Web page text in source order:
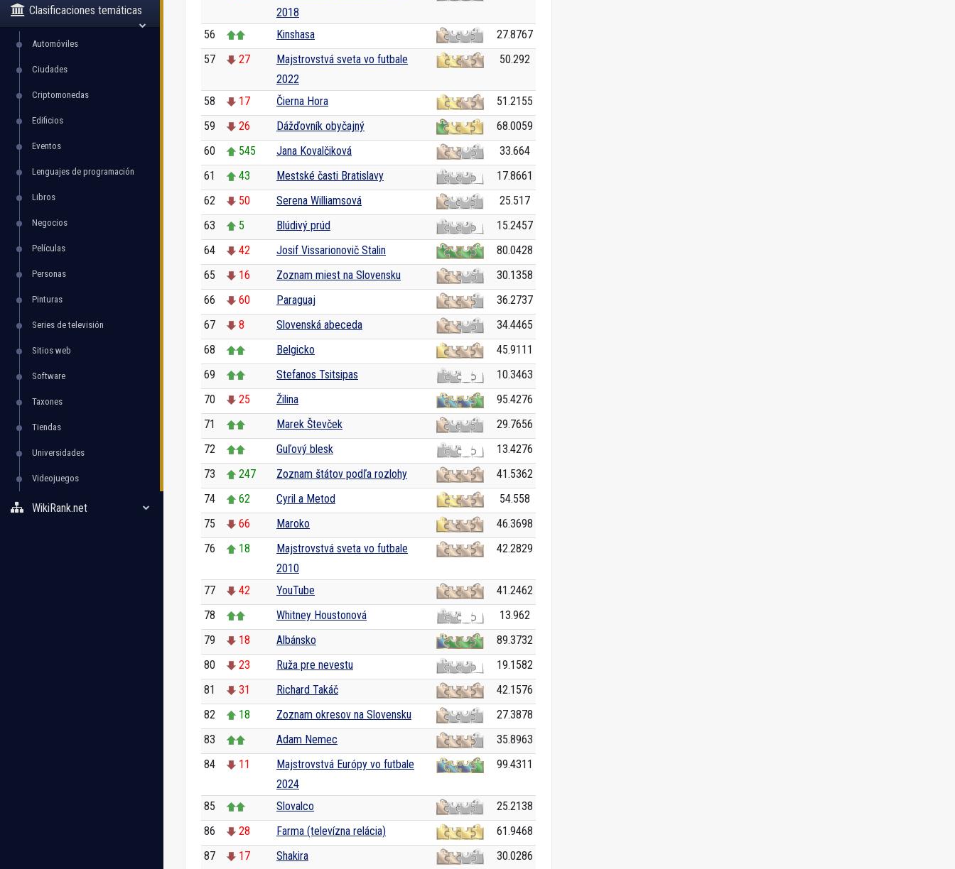
Clasificaciones temáticas
Automóviles
Ciudades
Criptomonedas
Edificios
Eventos
Lenguajes de programación
Libros
Negocios
Películas
Personas
Pinturas
Series de televisión
Sitios web
Software
Taxones
Tiendas
Universidades
Videojuegos
WikiRank.net
2018
56 Kinshasa
27.8767
57
27
Majstrovstvá sveta vo futbale
2022
50.292
58 17 Čierna Hora
51.2155
59
26 Dážďovník obyčajný
68.0059
60
545 Jana Kovalčiková
33.664
61
43 Mestské časti Bratislavy
17.8661
62
50 Serena Williamsová
25.517
63
5 Blúdivý prúd
15.2457
64
42 Josif Vissarionovič Stalin
80.0428
65
16 Zoznam miest na Slovensku
30.1358
66
60 Paraguaj
36.2737
67
8 Slovenská abeceda
34.4465
68
Belgicko
45.9111
69
Stefanos Tsitsipas
10.3463
70
25 Žilina
95.4276
71
Marek Števček
29.7656
72
Guľový blesk
13.4276
73
247 Zoznam štátov podľa rozlohy
41.5362
74
62 Cyril a Metod
54.558
75
66 Maroko
46.3698
76
18
Majstrovstvá sveta vo futbale
2010
42.2829
77 42 YouTube
41.2462
78
Whitney Houstonová
13.962
79
18 Albánsko
89.3732
80
23 Ruža pre nevestu
19.1582
81
31 Richard Takáč
42.1576
82
18 Zoznam okresov na Slovensku
27.3878
83
Adam Nemec
35.8963
84
11
Majstrovstvá Európy vo futbale
2024
99.4311
85 Slovalco
25.2138
86
28 Farma (televízna relácia)
61.9468
87
17 Shakira 30.0286